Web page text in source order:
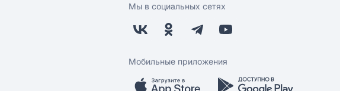
Мы в социальных сетях
Мобильные приложения